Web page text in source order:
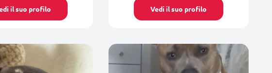
il suo profilo Vedi il suo profilo